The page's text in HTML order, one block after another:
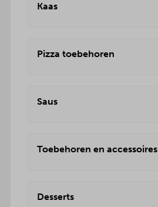
Kaas
Pizza toebehoren
Saus
Toebehoren en accessoires
Desserts